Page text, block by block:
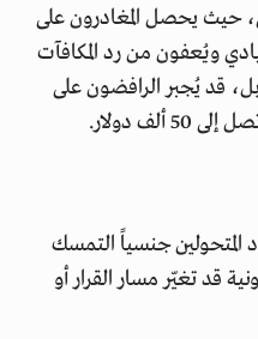
حيث يحصل المغادرون على
ويُعفون من رد المكافآت
قد يُجبر الرافضون على
دولار.
جنسياً التمسك
قد تغيّر مسار القرار أو